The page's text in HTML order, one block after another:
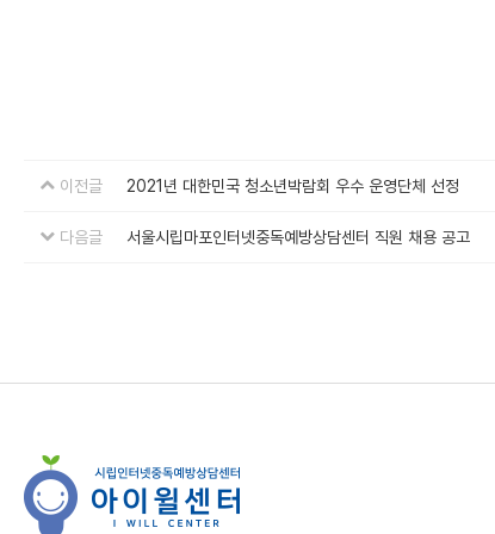
이전글 2021년 대한민국 청소년박람회 우수 운영단체 선정
다음글 서울시립마포인터넷중독예방상담센터 직원 채용 공고